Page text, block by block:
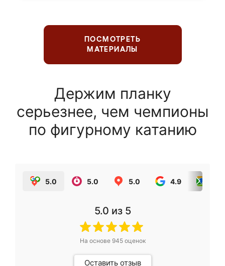
ПОСМОТРЕТЬ
МАТЕРИАЛЫ
Держим планку
серьезнее, чем чемпионы
по фигурному катанию
5.0 5.0 5.0 4.9
5.0 из 5
На основе 945оценок
Оставить отзыв